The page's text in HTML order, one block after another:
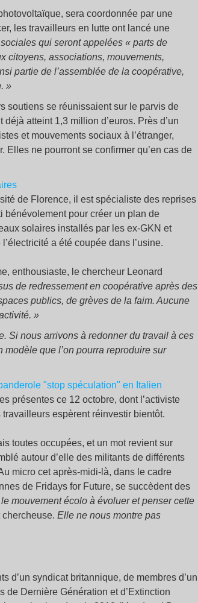
sera coordonnée par une
les travailleurs en lutte ont lancé une
qui seront appelées « parts de
citoyens, associations, mouvements,
partie de l’assemblée de la coopérative,
»
soutiens se réunissaient sur le parvis de
atteint 1,3 million d’euros. Près d’un
et mouvements sociaux à l’étranger,
Elles ne pourront se confirmer qu’en cas de
de Florence, il est spécialiste des reprises
bénévolement pour créer un plan de
solaires installés par les ex-GKN et
a été coupée dans l’usine.
enthousiaste, le chercheur Leonard
de redressement en coopérative après des
publics, de grèves de la faim. Aucune
»
Si nous arrivons à redonner du travail à ces
que l’on pourra reproduire sur
présentes ce 12 octobre, dont l’activiste
espèrent réinvestir bientôt.
toutes occupées, et un mot revient sur
autour d’elle des militants de différents
micro cet après-midi-là, dans le cadre
de Fridays for Future, se succèdent des
mouvement écolo à évoluer et penser cette
Elle ne nous montre pas
d’un syndicat britannique, de membres d’un
de Dernière Génération et d’Extinction